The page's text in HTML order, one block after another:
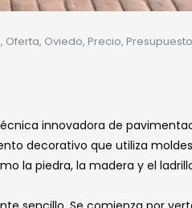
, Oferta, Oviedo, Precio, Presupuesto
innovadora de
decorativo que utiliza
la piedra, la madera y el